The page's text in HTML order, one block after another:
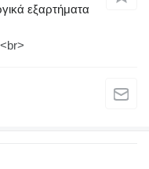
εξαρτήματα